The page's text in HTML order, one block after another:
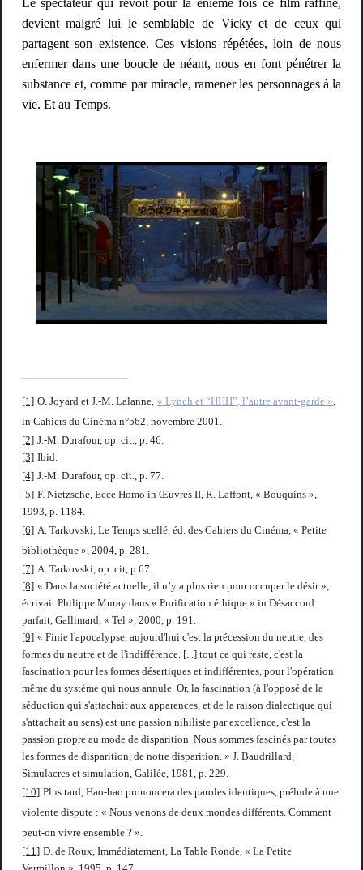
Le spectateur qui revoit pour la énième fois ce film raffiné,
devient malgré lui le semblable de Vicky et de ceux qui
partagent son existence. Ces visions répétées, loin de nous
enfermer dans une boucle de néant, nous en font pénétrer la
substance et, comme par miracle, ramener les personnages à la
vie. Et au Temps.
[1] O. Joyard et J.-M. Lalanne, « Lynch et “HHH”, l’autre avant-garde »,
in Cahiers du Cinéma n°562, novembre 2001.
[2] J.-M. Durafour, op. cit., p. 46.
[3] Ibid.
[4] J.-M. Durafour, op. cit., p. 77.
[5] F. Nietzsche, Ecce Homo in Œuvres II, R. Laffont, « Bouquins »,
1993, p. 1184.
[6] A. Tarkovski, Le Temps scellé, éd. des Cahiers du Cinéma, « Petite
bibliothèque », 2004, p. 281.
[7] A. Tarkovski, op. cit, p.67.
[8] « Dans la société actuelle, il n’y a plus rien pour occuper le désir»,
écrivait Philippe Muray dans « Purification éthique » in Désaccord
parfait, Gallimard, « Tel », 2000, p. 191.
[9] « Finie l'apocalypse, aujourd'hui c'est la précession du neutre, des
formes du neutre et de l'indifférence. [...] tout ce qui reste, c'est la
fascination pour les formes désertiques et indifférentes, pour l'opération
même du système qui nous annule. Or, la fascination (à l'opposé de la
séduction qui s'attachait aux apparences, et de la raison dialectique qui
s'attachait au sens) est une passion nihiliste par excellence, c'est la
passion propre au mode de disparition. Nous sommes fascinés par toutes
les formes de disparition, de notre disparition. » J. Baudrillard,
Simulacres et simulation, Galilée, 1981, p. 229.
[10] Plus tard, Hao-hao prononcera des paroles identiques, prélude à une
violente dispute : « Nous venons de deux mondes différents. Comment
peut-on vivre ensemble ? ».
[11] D. de Roux, Immédiatement, La Table Ronde, « La Petite